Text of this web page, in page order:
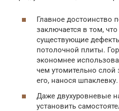
Главное достоинство
заключается в том,
существующие
потолочной плиты.
экономнее
чем утомительно
его, нанося шпаклевку.
Даже двухуровневые
установить